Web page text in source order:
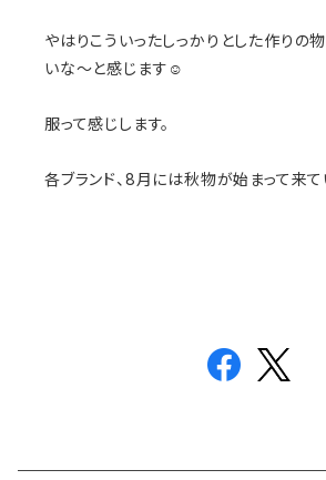
やはりこういったしっかりとした作りの
いな〜と感じます☺️
服って感じします。
各ブランド、8月には秋物が始まって来て